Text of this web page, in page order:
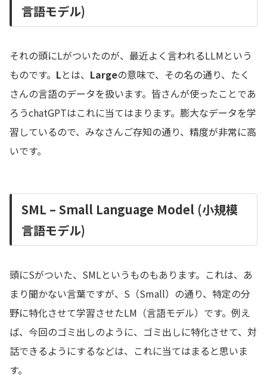
言語モデル)
それの頭にLがついたのが、最近よく言われるLLMという
ものです。 Lとは、 Largeの意味で、その名の通り、たく
さんの言語のデータを扱います。皆さんが使ったことであ
ろうchatGPTはこれに当てはまります。膨大なデータを学
習しているので、みなさんご存知の通り、精度が非常に高
いです。
SML – Small Language Model (小規模
言語モデル)
頭にSがついた、SMLというものもあります。これは、あ
まり聞かない言葉ですが、S（Small）の通り、特定の分
野に特化させて学習させたLM（言語モデル）です。例え
ば、今回のゴミ出しのように、ゴミ出しに特化させて、対
話できるようにするなどは、これに当てはまると思いま
す。